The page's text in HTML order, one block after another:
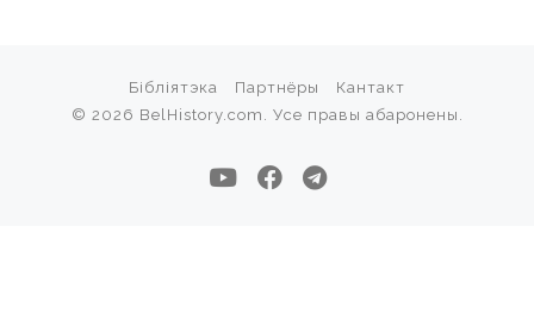
Бібліятэка Партнёры
Кантакт
© 2026 BelHistory.com . Усе правы абаронены.